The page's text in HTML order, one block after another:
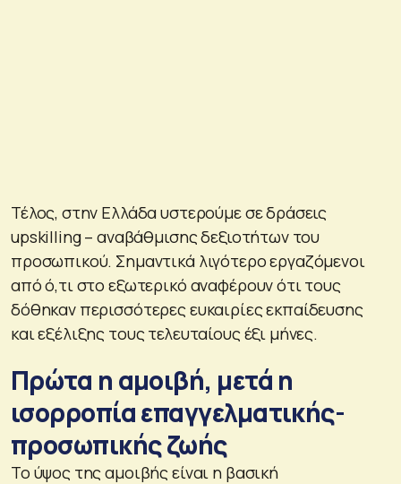
Τέλος, στην Ελλάδα υστερούμε σε δράσεις
upskilling – αναβάθμισης δεξιοτήτων του
προσωπικού. Σημαντικά λιγότερο εργαζόμενοι
από ό,τι στο εξωτερικό αναφέρουν ότι τους
δόθηκαν περισσότερες ευκαιρίες εκπαίδευσης
και εξέλιξης τους τελευταίους έξι μήνες.
Πρώτα η αμοιβή, μετά η
ισορροπία επαγγελματικής-
προσωπικής ζωής
Το ύψος της αμοιβής είναι η βασική